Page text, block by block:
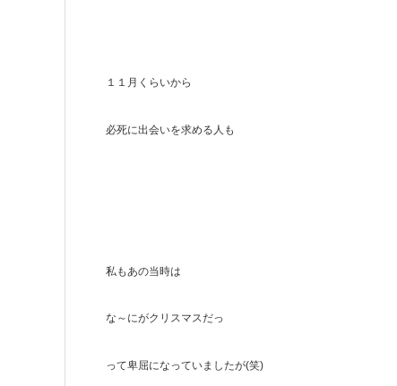
１１月くらいから
必死に出会いを求める人も
私もあの当時は
な～にがクリスマスだっ
って卑屈になっていましたが(笑)